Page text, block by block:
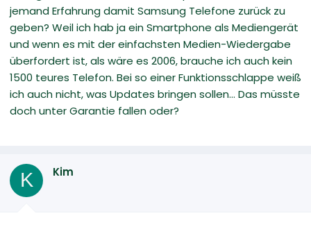
jemand Erfahrung damit Samsung Telefone zurück zu
geben? Weil ich hab ja ein Smartphone als Mediengerät
und wenn es mit der einfachsten Medien-Wiedergabe
überfordert ist, als wäre es 2006, brauche ich auch kein
1500 teures Telefon. Bei so einer Funktionsschlappe weiß
ich auch nicht, was Updates bringen sollen... Das müsste
doch unter Garantie fallen oder?
K Kim